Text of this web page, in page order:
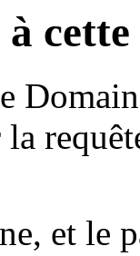
la
et le